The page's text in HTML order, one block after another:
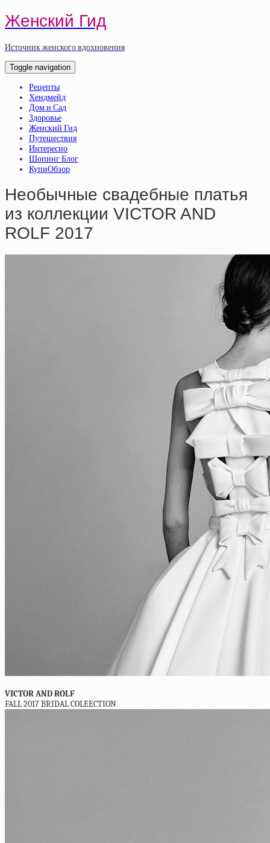
Женский Гид
Источник женского вдохновения
Toggle navigation
Рецепты
Хендмейд
Дом и Сад
Здоровье
Женский Гид
Путешествия
Интересно
Шопинг Блог
КупиОбзор
Необычные свадебные платья
из коллекции VICTOR AND
ROLF 2017
VICTOR AND ROLF
FALL 2017 BRIDAL COLEECTION